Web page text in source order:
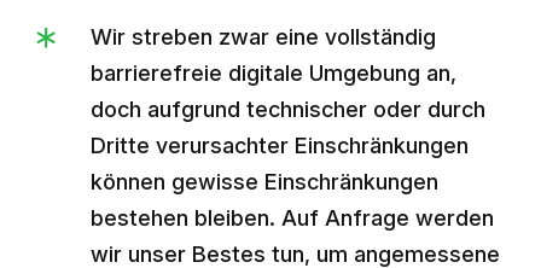
Wir streben zwar eine vollständig
barrierefreie digitale Umgebung an,
doch aufgrund technischer oder durch
Dritte verursachter Einschränkungen
können gewisse Einschränkungen
bestehen bleiben. Auf Anfrage werden
wir unser Bestes tun, um angemessene